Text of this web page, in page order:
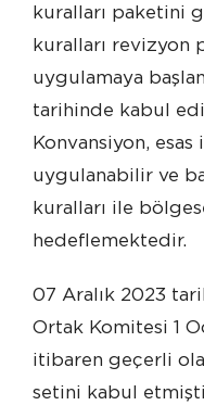
kuralları paketini
kuralları revizyon
uygulamaya
tarihinde kabul
Konvansiyon,
uygulanabilir ve
kuralları ile
hedeflemektedir.
07 Aralık 2023
Ortak Komitesi 1
itibaren geçerli
setini kabul